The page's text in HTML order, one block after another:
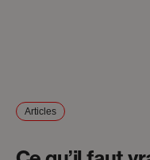
Articles